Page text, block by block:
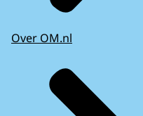
Over OM.nl